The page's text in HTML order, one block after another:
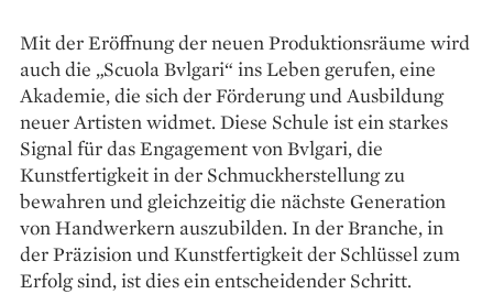
Mit der Eröffnung der neuen Produktionsräume wird
auch die „Scuola Bvlgari“ ins Leben gerufen, eine
Akademie, die sich der Förderung und Ausbildung
neuer Artisten widmet. Diese Schule ist ein starkes
Signal für das Engagement von Bvlgari, die
Kunstfertigkeit in der Schmuckherstellung zu
bewahren und gleichzeitig die nächste Generation
von Handwerkern auszubilden. In der Branche, in
der Präzision und Kunstfertigkeit der Schlüssel zum
Erfolg sind, ist dies ein entscheidender Schritt.